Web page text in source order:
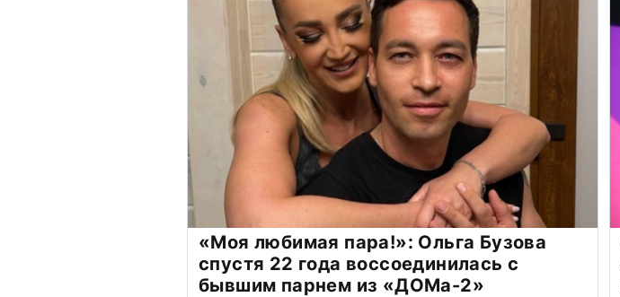
«Моя любимая пара!»: Ольга Бузова
спустя 22 года воссоединилась с
бывшим парнем из «ДОМа-2»